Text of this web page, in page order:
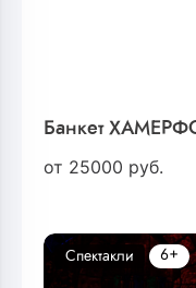
Банкет
от 25000 руб.
Спектакли 6+